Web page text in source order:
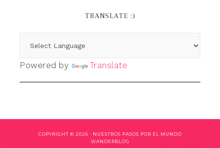
TRANSLATE :)
Powered by Translate
COPYRIGHT © 2026 · NUESTROS PASOS POR EL MUNDO
WANDERBLOG